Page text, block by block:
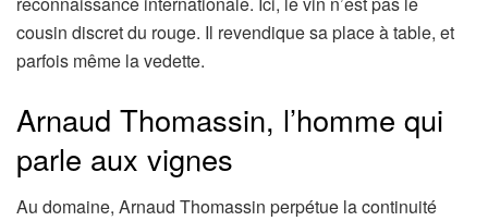
cousin discret du rouge. Il revendique sa place à table, et
parfois même la vedette.
Arnaud Thomassin, l’homme qui
parle aux vignes
Au domaine, Arnaud Thomassin perpétue la continuité